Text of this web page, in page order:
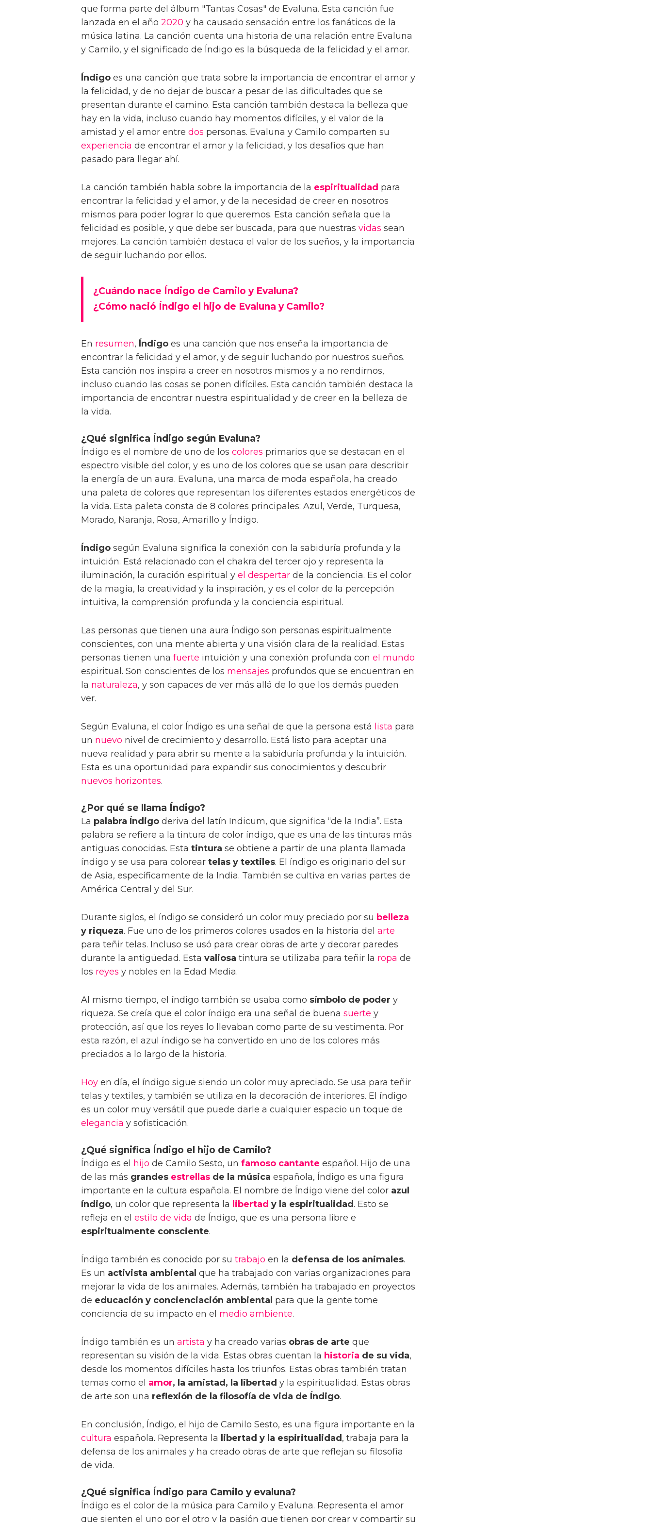
que forma parte del álbum "Tantas Cosas" de Evaluna. Esta canción fue
lanzada en el año 2020 y ha causado sensación entre los fanáticos de la
música latina. La canción cuenta una historia de una relación entre Evaluna
y Camilo, y el significado de Índigo es la búsqueda de la felicidad y el amor.
Índigo es una canción que trata sobre la importancia de encontrar el amor y
la felicidad, y de no dejar de buscar a pesar de las dificultades que se
presentan durante el camino. Esta canción también destaca la belleza que
hay en la vida, incluso cuando hay momentos difíciles, y el valor de la
amistad y el amor entre dos personas. Evaluna y Camilo comparten su
experiencia de encontrar el amor y la felicidad, y los desafíos que han
pasado para llegar ahí.
La canción también habla sobre la importancia de la espiritualidad para
encontrar la felicidad y el amor, y de la necesidad de creer en nosotros
mismos para poder lograr lo que queremos. Esta canción señala que la
felicidad es posible, y que debe ser buscada, para que nuestras vidas sean
mejores. La canción también destaca el valor de los sueños, y la importancia
de seguir luchando por ellos.
¿Cuándo nace Índigo de Camilo y Evaluna?
¿Cómo nació Índigo el hijo de Evaluna y Camilo?
En resumen, Índigo es una canción que nos enseña la importancia de
encontrar la felicidad y el amor, y de seguir luchando por nuestros sueños.
Esta canción nos inspira a creer en nosotros mismos y a no rendirnos,
incluso cuando las cosas se ponen difíciles. Esta canción también destaca la
importancia de encontrar nuestra espiritualidad y de creer en la belleza de
la vida.
¿Qué significa Índigo según Evaluna?
Índigo es el nombre de uno de los colores primarios que se destacan en el
espectro visible del color, y es uno de los colores que se usan para describir
la energía de un aura. Evaluna, una marca de moda española, ha creado
una paleta de colores que representan los diferentes estados energéticos de
la vida. Esta paleta consta de 8 colores principales: Azul, Verde, Turquesa,
Morado, Naranja, Rosa, Amarillo y Índigo.
Índigo según Evaluna significa la conexión con la sabiduría profunda y la
intuición. Está relacionado con el chakra del tercer ojo y representa la
iluminación, la curación espiritual y el despertar de la conciencia. Es el color
de la magia, la creatividad y la inspiración, y es el color de la percepción
intuitiva, la comprensión profunda y la conciencia espiritual.
Las personas que tienen una aura Índigo son personas espiritualmente
conscientes, con una mente abierta y una visión clara de la realidad. Estas
personas tienen una fuerte intuición y una conexión profunda con el mundo
espiritual. Son conscientes de los mensajes profundos que se encuentran en
la naturaleza, y son capaces de ver más allá de lo que los demás pueden
ver.
Según Evaluna, el color Índigo es una señal de que la persona está lista para
un nuevo nivel de crecimiento y desarrollo. Está listo para aceptar una
nueva realidad y para abrir su mente a la sabiduría profunda y la intuición.
Esta es una oportunidad para expandir sus conocimientos y descubrir
nuevos horizontes.
¿Por qué se llama Índigo?
La palabra Índigo deriva del latín Indicum, que significa “de la India”. Esta
palabra se refiere a la tintura de color índigo, que es una de las tinturas más
antiguas conocidas. Esta tintura se obtiene a partir de una planta llamada
índigo y se usa para colorear telas y textiles. El índigo es originario del sur
de Asia, específicamente de la India. También se cultiva en varias partes de
América Central y del Sur.
Durante siglos, el índigo se consideró un color muy preciado por su belleza
y riqueza. Fue uno de los primeros colores usados en la historia del arte
para teñir telas. Incluso se usó para crear obras de arte y decorar paredes
durante la antigüedad. Esta valiosa tintura se utilizaba para teñir la ropa de
los reyes y nobles en la Edad Media.
Al mismo tiempo, el índigo también se usaba como símbolo de poder y
riqueza. Se creía que el color índigo era una señal de buena suerte y
protección, así que los reyes lo llevaban como parte de su vestimenta. Por
esta razón, el azul índigo se ha convertido en uno de los colores más
preciados a lo largo de la historia.
Hoy en día, el índigo sigue siendo un color muy apreciado. Se usa para teñir
telas y textiles, y también se utiliza en la decoración de interiores. El índigo
es un color muy versátil que puede darle a cualquier espacio un toque de
elegancia y sofisticación.
¿Qué significa Índigo el hijo de Camilo?
Índigo es el hijo de Camilo Sesto, un famoso cantante español. Hijo de una
de las más grandes estrellas de la música española, Índigo es una figura
importante en la cultura española. El nombre de Índigo viene del color azul
índigo, un color que representa la libertad y la espiritualidad . Esto se
refleja en el estilo de vida de Índigo, que es una persona libre e
espiritualmente consciente.
Índigo también es conocido por su trabajo en la defensa de los animales.
Es un activista ambiental que ha trabajado con varias organizaciones para
mejorar la vida de los animales. Además, también ha trabajado en proyectos
de educación y concienciación ambiental para que la gente tome
conciencia de su impacto en el medio ambiente.
Índigo también es un artista y ha creado varias obras de arte que
representan su visión de la vida. Estas obras cuentan la historia de su vida,
desde los momentos difíciles hasta los triunfos. Estas obras también tratan
temas como el amor, la amistad, la libertad y la espiritualidad. Estas obras
de arte son una reflexión de la filosofía de vida de Índigo.
En conclusión, Índigo, el hijo de Camilo Sesto, es una figura importante en la
cultura española. Representa la libertad y la espiritualidad , trabaja para la
defensa de los animales y ha creado obras de arte que reflejan su filosofía
de vida.
¿Qué significa Índigo para Camilo y evaluna?
Índigo es el color de la música para Camilo y Evaluna. Representa el amor
que sienten el uno por el otro y la pasión que tienen por crear y compartir su